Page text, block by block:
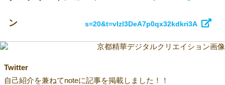
ン s=20&t=vIzl3DeA7p0qx32kdkri3A
Twitter
自己紹介を兼ねてnoteに記事を掲載しました！！